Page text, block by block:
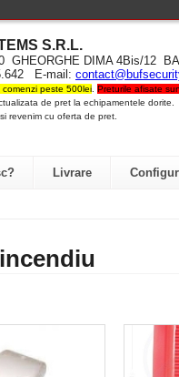
EMS S.R.L.
GHEORGHE DIMA 4Bis/12
E-mail:
peste 500lei Preturile afisate
de pret la echipamentele dorite.
revenim cu oferta de pret.
Livrare